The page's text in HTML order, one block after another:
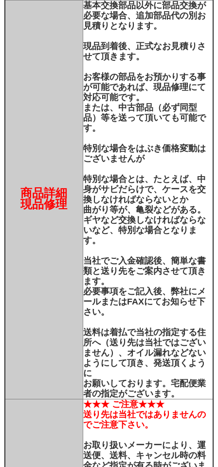
商品詳細
現品修理
基本交換部品以外に部品交換が
必要な場合、追加部品代の別お
見積りとなります。
現品到着後、正式なお見積りさ
せて頂きます。
お客様の部品をお預かりする事
が可能であれば、現品修理にて
対応可能です。
または、中古部品（必ず同型
品）等を送って頂いても可能で
す。
特別な場合をはぶき価格変動は
ございませんが
特別な場合とは、たとえば、中
身がサビだらけで、ケースを交
換しなければならないとか
曲がり等が、亀裂などがある。
ギヤなど交換しなければならな
いなど、特別な場合となりま
す。
当社でご入金確認後、簡単な書
類と送り先をご案内させて頂き
ます。
必要事項をご記入後、弊社にメ
ールまたはFAXにてお知らせ下
さい。
送料は着払で当社の指定する住
所へ（送り先は当社ではござい
ません）、オイル漏れなどない
ようにして頂き、発送頂くよう
に
お願いしております。宅配便業
者の指定がございます。
★★★ ご注意★★★
送り先は当社ではありませんの
でご注意下さい。
お取り扱いメーカーにより、運
送便、送料、キャンセル時の料